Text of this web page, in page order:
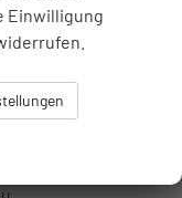
Einwilligung